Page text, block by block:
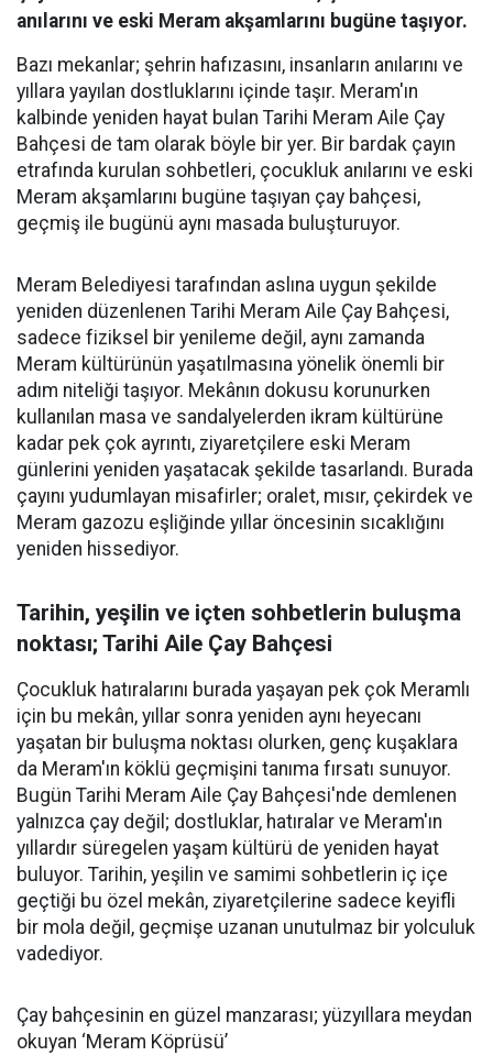
anılarını ve eski Meram akşamlarını bugüne taşıyor.
Bazı mekanlar; şehrin hafızasını, insanların anılarını ve
yıllara yayılan dostluklarını içinde taşır. Meram'ın
kalbinde yeniden hayat bulan Tarihi Meram Aile Çay
Bahçesi de tam olarak böyle bir yer. Bir bardak çayın
etrafında kurulan sohbetleri, çocukluk anılarını ve eski
Meram akşamlarını bugüne taşıyan çay bahçesi,
geçmiş ile bugünü aynı masada buluşturuyor.
Meram Belediyesi tarafından aslına uygun şekilde
yeniden düzenlenen Tarihi Meram Aile Çay Bahçesi,
sadece fiziksel bir yenileme değil, aynı zamanda
Meram kültürünün yaşatılmasına yönelik önemli bir
adım niteliği taşıyor. Mekânın dokusu korunurken
kullanılan masa ve sandalyelerden ikram kültürüne
kadar pek çok ayrıntı, ziyaretçilere eski Meram
günlerini yeniden yaşatacak şekilde tasarlandı. Burada
çayını yudumlayan misafirler; oralet, mısır, çekirdek ve
Meram gazozu eşliğinde yıllar öncesinin sıcaklığını
yeniden hissediyor.
Tarihin, yeşilin ve içten sohbetlerin buluşma
noktası; Tarihi Aile Çay Bahçesi
Çocukluk hatıralarını burada yaşayan pek çok Meramlı
için bu mekân, yıllar sonra yeniden aynı heyecanı
yaşatan bir buluşma noktası olurken, genç kuşaklara
da Meram'ın köklü geçmişini tanıma fırsatı sunuyor.
Bugün Tarihi Meram Aile Çay Bahçesi'nde demlenen
yalnızca çay değil; dostluklar, hatıralar ve Meram'ın
yıllardır süregelen yaşam kültürü de yeniden hayat
buluyor. Tarihin, yeşilin ve samimi sohbetlerin iç içe
geçtiği bu özel mekân, ziyaretçilerine sadece keyifli
bir mola değil, geçmişe uzanan unutulmaz bir yolculuk
vadediyor.
Çay bahçesinin en güzel manzarası; yüzyıllara meydan
okuyan ‘Meram Köprüsü’